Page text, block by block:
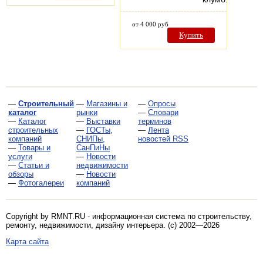
от 4 000 руб
Купить
— Строительный
каталог
— Каталог
строительных
компаний
— Товары и
услуги
— Статьи и
обзоры
— Фотогалереи
— Магазины и
рынки
— Выставки
— ГОСТы,
СНИПы,
СанПиНы
— Новости
недвижимости
— Новости
компаний
— Опросы
— Словари
терминов
— Лента
новостей RSS
Copyright by RMNT.RU - информационная система по строительству,
ремонту, недвижимости, дизайну интерьера. (c) 2002—2026
Карта сайта